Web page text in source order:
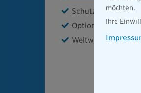
Schutz bei Sturz-,
Optionaler
Weltweiter
möchten.
Ihre